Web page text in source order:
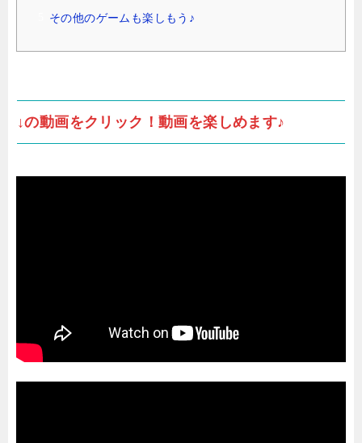
その他のゲームも楽しもう♪
↓の動画をクリック！動画を楽しめます♪